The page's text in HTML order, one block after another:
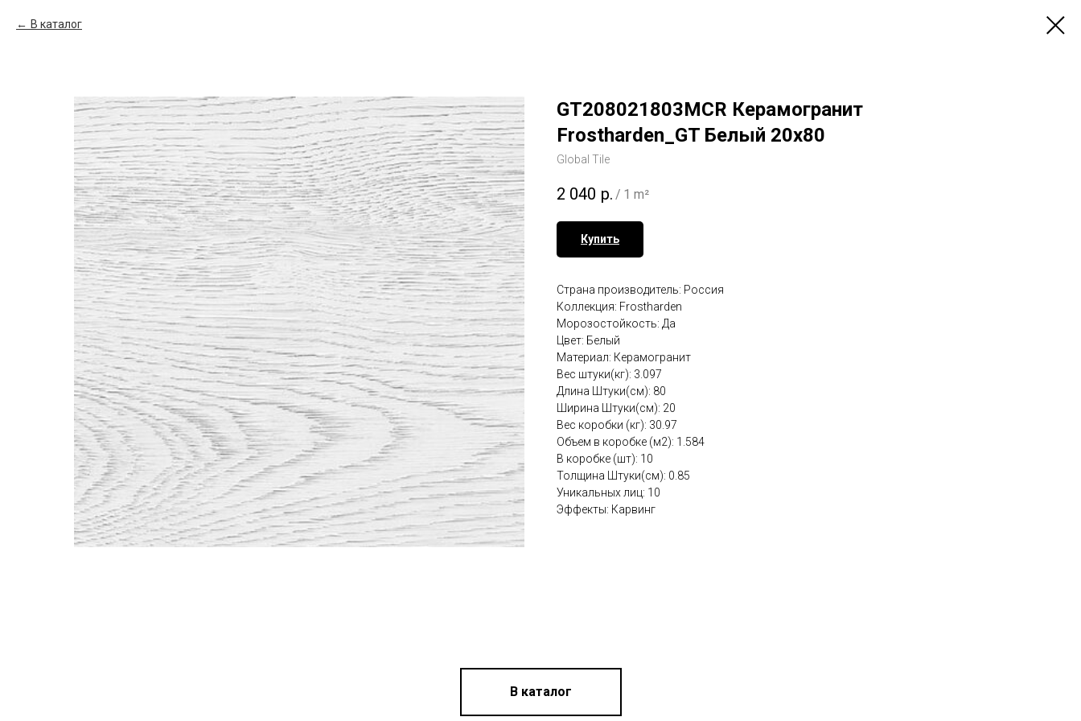
В каталог
GT208021803MСR Керамогранит
Frostharden_GT Белый 20x80
Global Tile
2 040 р. / 1 m²
Купить
Страна производитель: Россия
Коллекция: Frostharden
Морозостойкость: Да
Цвет: Белый
Материал: Керамогранит
Вес штуки(кг): 3.097
Длина Штуки(см): 80
Ширина Штуки(см): 20
Вес коробки (кг): 30.97
Объем в коробке (м2): 1.584
В коробке (шт): 10
Толщина Штуки(см): 0.85
Уникальных лиц: 10
Эффекты: Карвинг
В каталог